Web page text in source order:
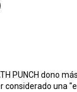
PUNCH dono
considerado una